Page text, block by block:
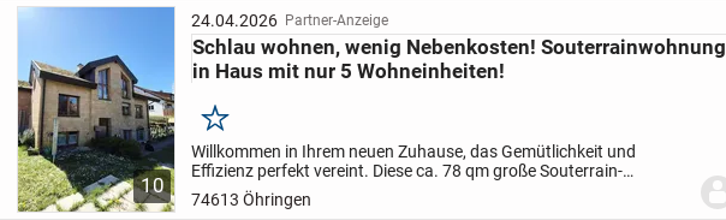
10
24.04.2026 Partner-Anzeige
Schlau wohnen, wenig Nebenkosten! Souterrainwohnung
in Haus mit nur 5 Wohneinheiten!
Merken
Willkommen in Ihrem neuen Zuhause, das Gemütlichkeit und
Effizienz perfekt vereint. Diese ca. 78 qm große Souterrain-
Wohnung besticht durch ihren durchdachten Grundriss und ein
Wohngefühl der...
74613 Öhringen